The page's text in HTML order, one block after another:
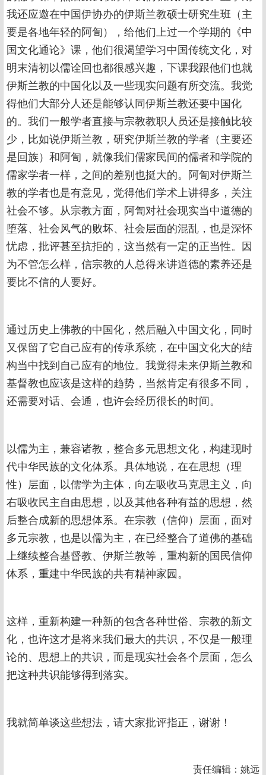
我还应邀在中国伊协办的伊斯兰教硕士研究生班（主
要是各地年轻的阿訇），给他们上过一个学期的《中
国文化通论》课，他们很渴望学习中国传统文化，对
明末清初以儒诠回也都很感兴趣，下课我跟他们也就
伊斯兰教的中国化以及一些现实问题有所交流。我觉
得他们大部分人还是能够认同伊斯兰教还要中国化
的。我们一般学者直接与宗教教职人员还是接触比较
少，比如说伊斯兰教，研究伊斯兰教的学者（主要还
是回族）和阿訇，就像我们儒家民间的儒者和学院的
儒家学者一样，之间的差别也挺大的。阿訇对伊斯兰
教的学者也是有意见，觉得他们学术上讲得多，关注
社会不够。从宗教方面，阿訇对社会现实当中道德的
堕落、社会风气的败坏、社会层面的混乱，也是深怀
忧虑，批评甚至抗拒的，这当然有一定的正当性。因
为不管怎么样，信宗教的人总得来讲道德的素养还是
要比不信的人要好。
通过历史上佛教的中国化，然后融入中国文化，同时
又保留了它自己应有的传承系统，在中国文化大的结
构当中找到自己应有的地位。我觉得未来伊斯兰教和
基督教也应该是这样的趋势，当然肯定有很多不同，
还需要对话、会通，也许会经历很长的时间。
以儒为主，兼容诸教，整合多元思想文化，构建现时
代中华民族的文化体系。具体地说，在在思想（理
性）层面，以儒学为主体，向左吸收马克思主义，向
右吸收民主自由思想，以及其他各种有益的思想，然
后整合成新的思想体系。在宗教（信仰）层面，面对
多元宗教，也是以儒为主，在已经整合了道佛的基础
上继续整合基督教、伊斯兰教等，重构新的国民信仰
体系，重建中华民族的共有精神家园。
这样，重新构建一种新的包含各种世俗、宗教的新文
化，也许这才是将来我们最大的共识，不仅是一般理
论的、思想上的共识，而是现实社会各个层面，怎么
把这种共识能够得到落实。
我就简单谈这些想法，请大家批评指正，谢谢！
责任编辑：姚远